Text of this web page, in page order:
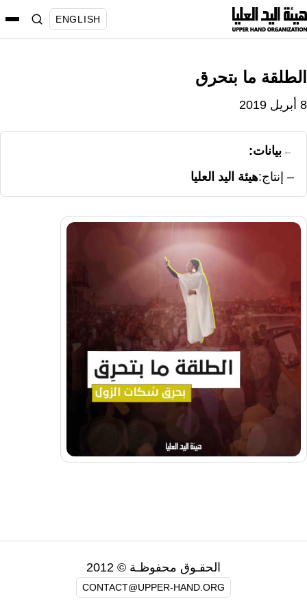
انتقل
إلى
ENGLISH
الطلقة ما بتحرق
8 أبريل 2019
بيانات:
إنتاج هيئة اليد العليا
الحقـوق محفوظـة © 2012
CONTACT@UPPER-HAND.ORG